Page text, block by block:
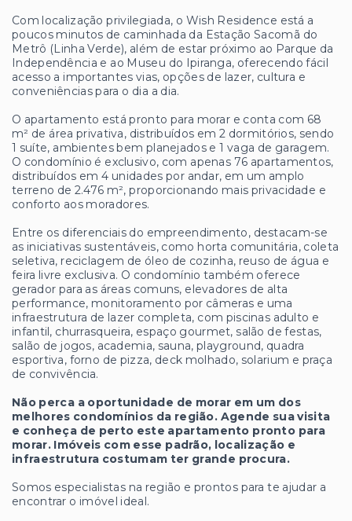
Com localização privilegiada, o Wish Residence está a
poucos minutos de caminhada da Estação Sacomã do
Metrô (Linha Verde), além de estar próximo ao Parque da
Independência e ao Museu do Ipiranga, oferecendo fácil
acesso a importantes vias, opções de lazer, cultura e
conveniências para o dia a dia.
O apartamento está pronto para morar e conta com 68
m² de área privativa, distribuídos em 2 dormitórios, sendo
1 suíte, ambientes bem planejados e 1 vaga de garagem.
O condomínio é exclusivo, com apenas 76 apartamentos,
distribuídos em 4 unidades por andar, em um amplo
terreno de 2.476 m², proporcionando mais privacidade e
conforto aos moradores.
Entre os diferenciais do empreendimento, destacam-se
as iniciativas sustentáveis, como horta comunitária, coleta
seletiva, reciclagem de óleo de cozinha, reuso de água e
feira livre exclusiva. O condomínio também oferece
gerador para as áreas comuns, elevadores de alta
performance, monitoramento por câmeras e uma
infraestrutura de lazer completa, com piscinas adulto e
infantil, churrasqueira, espaço gourmet, salão de festas,
salão de jogos, academia, sauna, playground, quadra
esportiva, forno de pizza, deck molhado, solarium e praça
de convivência.
Não perca a oportunidade de morar em um dos
melhores condomínios da região. Agende sua visita
e conheça de perto este apartamento pronto para
morar. Imóveis com esse padrão, localização e
infraestrutura costumam ter grande procura.
Somos especialistas na região e prontos para te ajudar a
encontrar o imóvel ideal.